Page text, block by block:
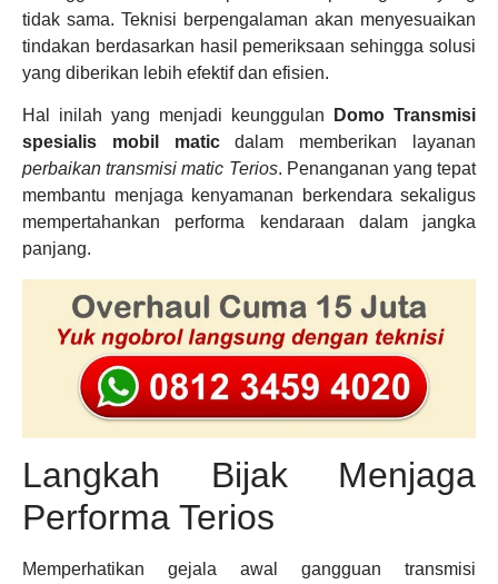
tidak sama. Teknisi berpengalaman akan menyesuaikan
tindakan berdasarkan hasil pemeriksaan sehingga solusi
yang diberikan lebih efektif dan efisien.
Hal inilah yang menjadi keunggulan
Domo Transmisi
spesialis mobil maticdalam memberikan layanan
perbaikan transmisi matic Terios. Penanganan yang tepat
membantu menjaga kenyamanan berkendara sekaligus
mempertahankan performa kendaraan dalam jangka
panjang.
Langkah Bijak Menjaga
Performa Terios
Memperhatikan gejala awal gangguan transmisi